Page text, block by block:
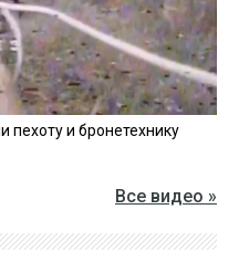
пехоту и бронетехнику
Все видео »